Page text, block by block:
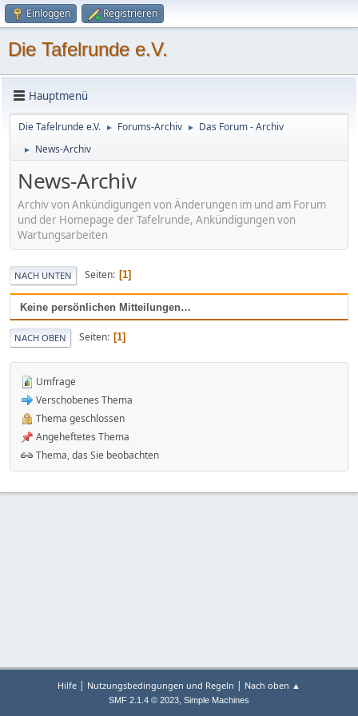
Einloggen Registrieren
Die Tafelrunde e.V.
Hauptmenü
Die Tafelrunde e.V. ► Forums-Archiv ► Das Forum - Archiv
► News-Archiv
News-Archiv
Archiv von Ankündigungen von Änderungen im und am Forum
und der Homepage der Tafelrunde, Ankündigungen von
Wartungsarbeiten
NACH UNTEN Seiten 1
Keine persönlichen Mitteilungen…
NACH OBEN Seiten 1
Umfrage
Verschobenes Thema
Thema geschlossen
Angeheftetes Thema
Thema, das Sie beobachten
Hilfe | Nutzungsbedingungen und Regeln | Nach oben ▲
SMF 2.1.4 © 2023, Simple Machines